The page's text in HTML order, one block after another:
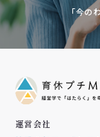
「今の
運営会社